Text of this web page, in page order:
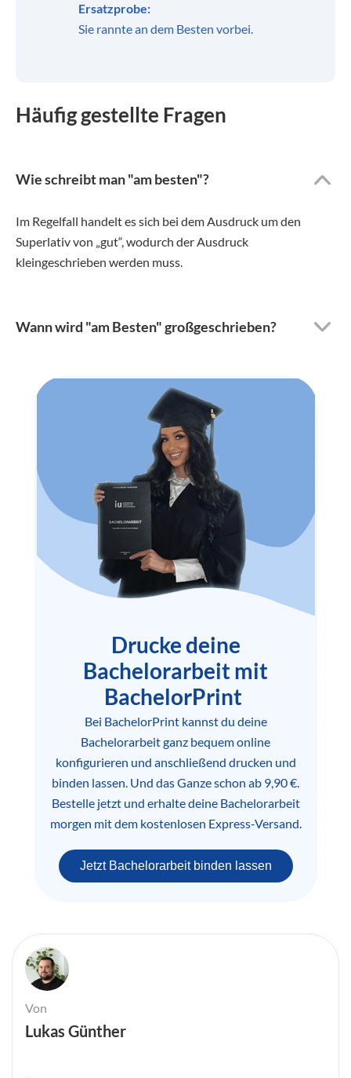
Ersatzprobe:
Sie rannte an dem Besten vorbei.
Häufig gestellte Fragen
Wie schreibt man "am besten"?
Im Regelfall handelt es sich bei dem Ausdruck um den
Superlativ von „gut“, wodurch der Ausdruck
kleingeschrieben werden muss.
Wann wird "am Besten" großgeschrieben?
Drucke deine
Bachelorarbeit mit
BachelorPrint
Bei BachelorPrint kannst du deine
Bachelorarbeit ganz bequem online
konfigurieren und anschließend drucken und
binden lassen. Und das Ganze schon ab 9,90 €.
Bestelle jetzt und erhalte deine Bachelorarbeit
morgen mit dem kostenlosen Express-Versand.
Jetzt Bachelorarbeit binden lassen
Von
Lukas Günther